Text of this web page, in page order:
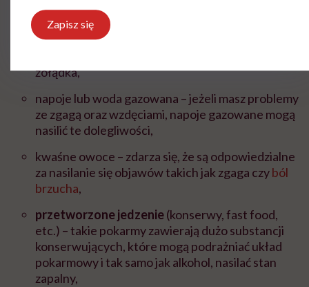
alkohol– napoje alkoholowe są niewskazane do
spożycia zarówno przez zdrowych, jak i chorych
ludzi. W przypadku omawianej choroby są
żołądka,
napoje lub woda gazowana – jeżeli masz problemy
ze zgagą oraz wzdęciami, napoje gazowane mogą
nasilić te dolegliwości,
kwaśne owoce – zdarza się, że są odpowiedzialne
za nasilanie się objawów takich jak zgaga czyból
brzucha,
przetworzone jedzenie(konserwy, fast food,
etc.) – takie pokarmy zawierają dużo substancji
konserwujących, które mogą podrażniać układ
pokarmowy i tak samo jak alkohol, nasilać stan
zapalny,
Zapisz się